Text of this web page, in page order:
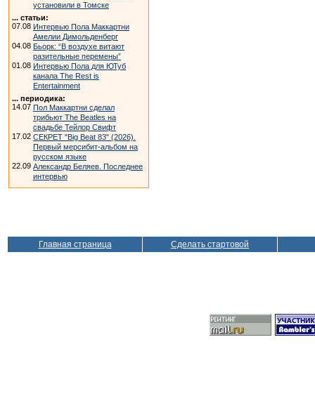
установили в Томске
... статьи:
07.08 Интервью Пола Маккартни
Амелии Димольденберг
04.08 Бьорк: “В воздухе витают
разительные перемены”
01.08 Интервью Пола для ЮТуб
канала The Rest is
Entertainment
... периодика:
14.07 Пол Маккартни сделал
трибьют The Beatles на
свадьбе Тейлор Свифт
17.02 СЕКРЕТ "Big Beat 83" (2026).
Первый мерсибит-альбом на
русском языке
22.09 Александр Беляев. Последнее
интервью
Главная страница Сделать стартовой